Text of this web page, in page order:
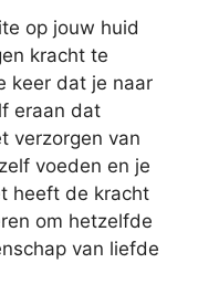
op jouw huid
kracht te
keer dat je naar
eraan dat
verzorgen van
voeden en je
heeft de kracht
om hetzelfde
van liefde